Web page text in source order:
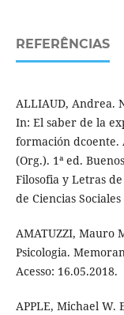
REFERÊNCIAS
ALLIAUD, Andrea.
In: El saber de la
formación dcoente.
(Org.). 1ª ed.
Filosofia y Letras
de Ciencias Sociales
AMATUZZI, Mauro
Psicologia.
Acesso: 16.05.2018.
APPLE, Michael W.